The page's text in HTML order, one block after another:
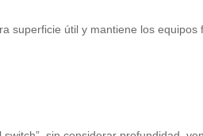
superficie útil y mantiene los equipos